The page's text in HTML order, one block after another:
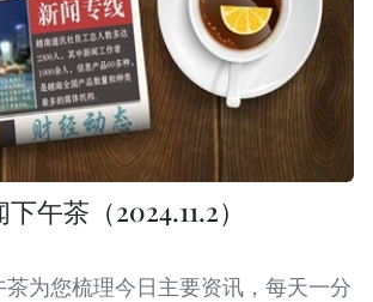
午茶（2024.11.2）
为您梳理今日主要资讯，每天一分